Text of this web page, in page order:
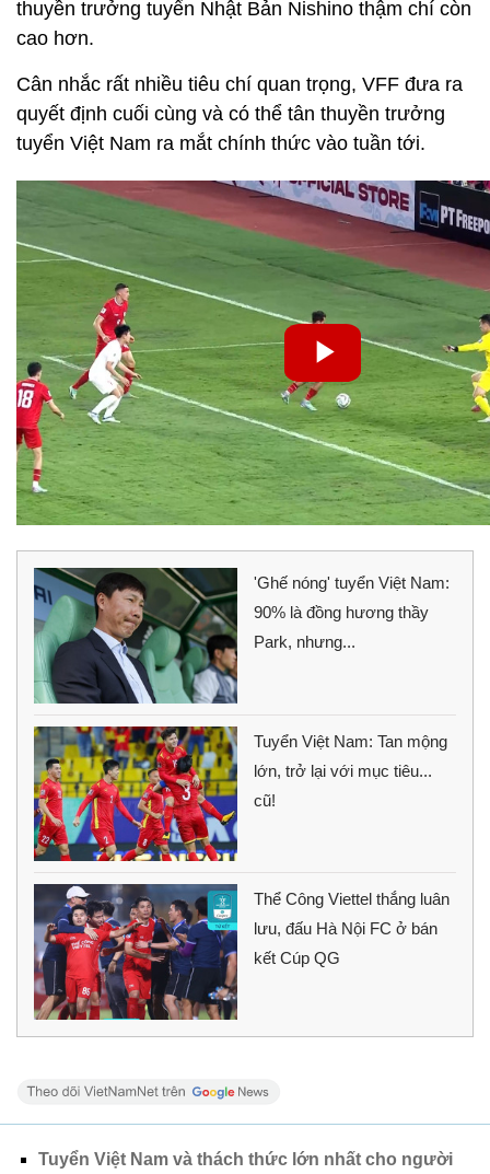
thuyền trưởng tuyển Nhật Bản Nishino thậm chí còn
cao hơn.
Cân nhắc rất nhiều tiêu chí quan trọng, VFF đưa ra
quyết định cuối cùng và có thể tân thuyền trưởng
tuyển Việt Nam ra mắt chính thức vào tuần tới.
'Ghế nóng' tuyển Việt Nam:
90% là đồng hương thầy
Park, nhưng...
Tuyển Việt Nam: Tan mộng
lớn, trở lại với mục tiêu...
cũ!
Thể Công Viettel thắng luân
lưu, đấu Hà Nội FC ở bán
kết Cúp QG
Tuyển Việt Nam và thách thức lớn nhất cho người